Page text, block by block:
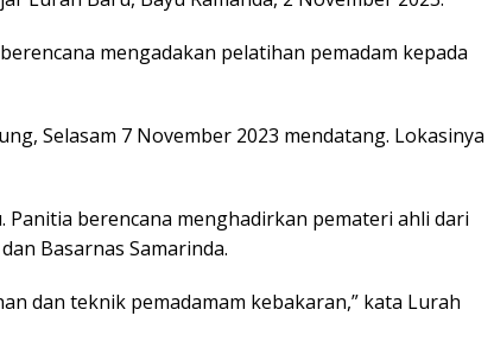
mengadakan pelatihan pemadam kepada
Selasam 7 November 2023 mendatang. Lokasinya
Panitia berencana menghadirkan pemateri ahli dari
Basarnas Samarinda.
dan teknik pemadamam kebakaran,” kata Lurah